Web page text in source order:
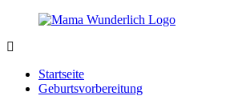
Zurück
Inhalt
sein
Startseite
Geburtsvorbereitung